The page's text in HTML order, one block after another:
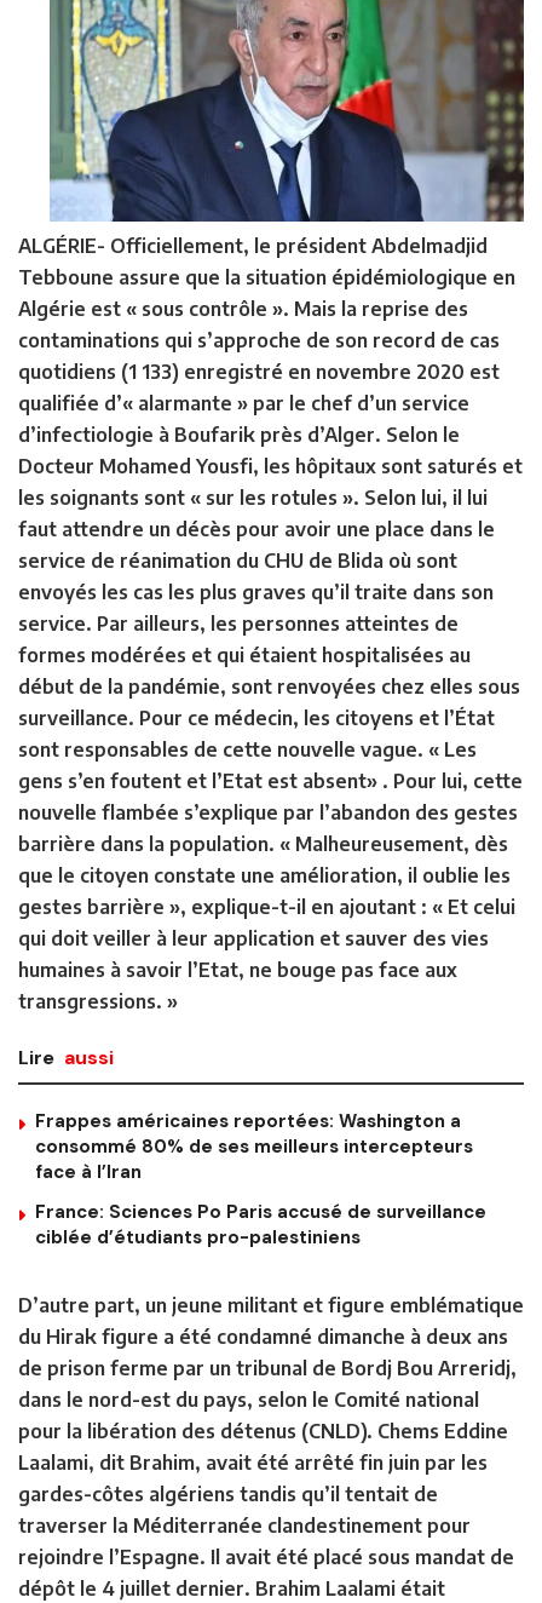
ALGÉRIE- Officiellement, le président Abdelmadjid
Tebboune assure que la situation épidémiologique en
Algérie est « sous contrôle ». Mais la reprise des
contaminations qui s’approche de son record de cas
quotidiens (1 133) enregistré en novembre 2020 est
qualifiée d’« alarmante » par le chef d’un service
d’infectiologie à Boufarik près d’Alger. Selon le
Docteur Mohamed Yousfi, les hôpitaux sont saturés et
les soignants sont « sur les rotules ». Selon lui, il lui
faut attendre un décès pour avoir une place dans le
service de réanimation du CHU de Blida où sont
envoyés les cas les plus graves qu’il traite dans son
service. Par ailleurs, les personnes atteintes de
formes modérées et qui étaient hospitalisées au
début de la pandémie, sont renvoyées chez elles sous
surveillance. Pour ce médecin, les citoyens et l’État
sont responsables de cette nouvelle vague. « Les
gens s’en foutent et l’Etat est absent» . Pour lui, cette
nouvelle flambée s’explique par l’abandon des gestes
barrière dans la population. « Malheureusement, dès
que le citoyen constate une amélioration, il oublie les
gestes barrière », explique-t-il en ajoutant : « Et celui
qui doit veiller à leur application et sauver des vies
humaines à savoir l’Etat, ne bouge pas face aux
transgressions. »
Lire aussi
Frappes américaines reportées: Washington a
consommé 80% de ses meilleurs intercepteurs
face à l’Iran
France: Sciences Po Paris accusé de surveillance
ciblée d’étudiants pro-palestiniens
D’autre part, un jeune militant et figure emblématique
du Hirak figure a été condamné dimanche à deux ans
de prison ferme par un tribunal de Bordj Bou Arreridj,
dans le nord-est du pays, selon le Comité national
pour la libération des détenus (CNLD). Chems Eddine
Laalami, dit Brahim, avait été arrêté fin juin par les
gardes-côtes algériens tandis qu’il tentait de
traverser la Méditerranée clandestinement pour
rejoindre l’Espagne. Il avait été placé sous mandat de
dépôt le 4 juillet dernier. Brahim Laalami était